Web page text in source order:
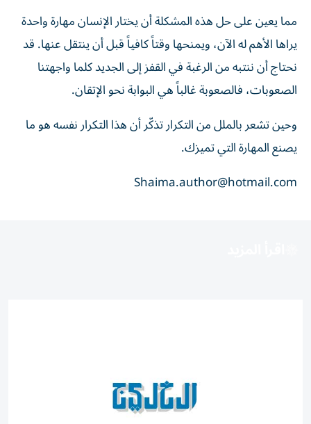
​مما يعين على حل هذه المشكلة أن يختار الإنسان مهارة واحدة
يراها الأهم له الآن، ويمنحها وقتاً كافياً قبل أن ينتقل عنها. قد
نحتاج أن ننتبه من الرغبة في القفز إلى الجديد كلما واجهتنا
الصعوبات، فالصعوبة غالباً هي البوابة نحو الإتقان.
وحين تشعر بالملل من التكرار تذكّر أن هذا التكرار نفسه هو ما
يصنع المهارة التي تميزك.
Shaima.author@hotmail.com